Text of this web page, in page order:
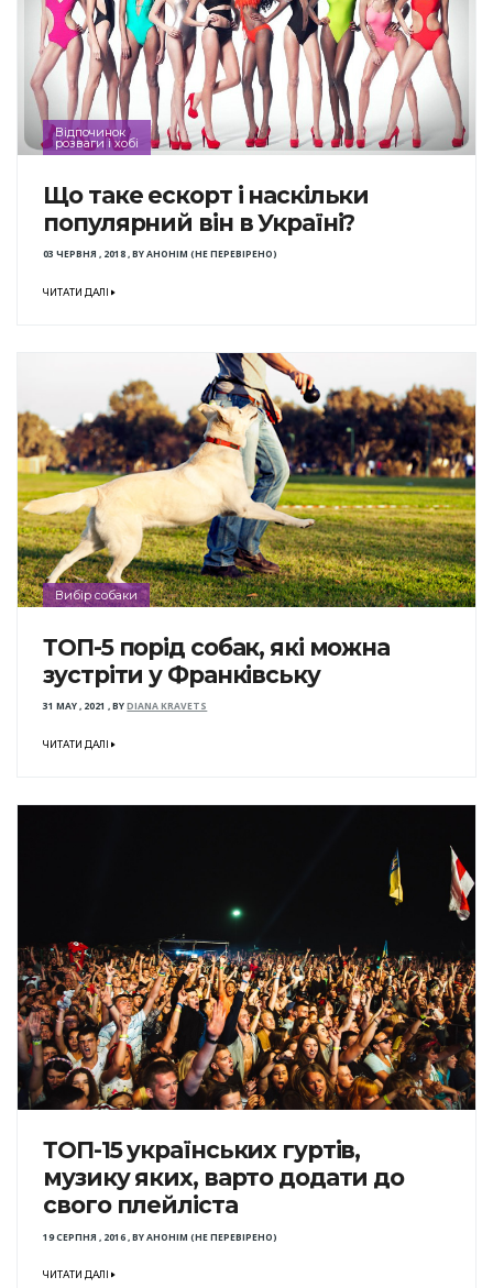
Відпочинок
розваги і хобі
Що таке ескорт і наскільки
популярний він в Україні?
03 ЧЕРВНЯ , 2018,BYАНОНІМ (НЕ ПЕРЕВІРЕНО)
ЧИТАТИ ДАЛІ
Вибір собаки
ТОП-5 порід собак, які можна
зустріти у Франківську
31 MAY , 2021 ,BYDIANA KRAVETS
ЧИТАТИ ДАЛІ
ТОП-15 українських гуртів,
музику яких, варто додати до
свого плейліста
19 СЕРПНЯ , 2016,BYАНОНІМ (НЕ ПЕРЕВІРЕНО)
ЧИТАТИ ДАЛІ